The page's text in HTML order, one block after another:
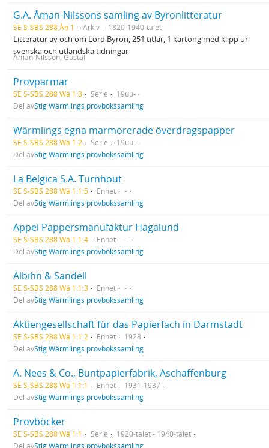
G.A. Åman-Nilssons samling av Byronlitteratur
SE S-SBS 288 Ån 1 Arkiv 1820-1940-talet
Litteratur av och om Lord Byron, 251 titlar, 1 kartong med klipp ur
svenska och utländska tidningar
Åman-Nilsson, Gustaf
Provpärmar
SE S-SBS 288 Wä 1:3 Serie
19uu-
Del avStig Wärmlings provbokssamling
Wärmlings egna marmorerade överdragspapper
SE S-SBS 288 Wä 1:2 Serie
19uu-
Del avStig Wärmlings provbokssamling
La Belgica S.A. Turnhout
SE S-SBS 288 Wä 1:1:5 Enhet
-
Del avStig Wärmlings provbokssamling
Appel Pappersmanufaktur Hagalund
SE S-SBS 288 Wä 1:1:4 Enhet
-
Del avStig Wärmlings provbokssamling
Albihn & Sandell
SE S-SBS 288 Wä 1:1:3 Enhet
-
Del avStig Wärmlings provbokssamling
Aktiengesellschaft für das Papierfach in Darmstadt
SE S-SBS 288 Wä 1:1:2 Enhet
1928
Del avStig Wärmlings provbokssamling
A. Nees & Co., Buntpapierfabrik, Aschaffenburg
SE S-SBS 288 Wä 1:1:1 Enhet
1931-1937
Del avStig Wärmlings provbokssamling
Provböcker
SE S-SBS 288 Wä 1:1 Serie
1920-talet - 1940-talet
Del avStig Wärmlings provbokssamling